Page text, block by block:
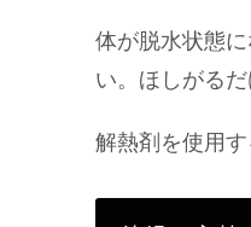
体が脱水状態
い。ほしがるだ
解熱剤を使用